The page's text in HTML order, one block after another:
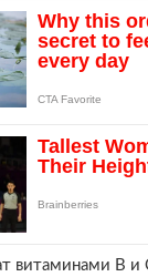
витаминами В